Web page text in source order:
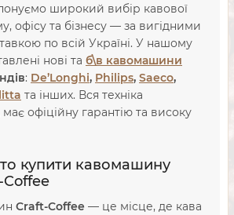
широкий вибір кавової
офісу та бізнесу — за вигідними
по всій Україні. У нашому
нові та б\в кавомашини
: De’Longhi, Philips, Saeco,
та інших. Вся техніка
офіційну гарантію та високу
купити кавомашину
Craft-Coffee — це місце, де кава